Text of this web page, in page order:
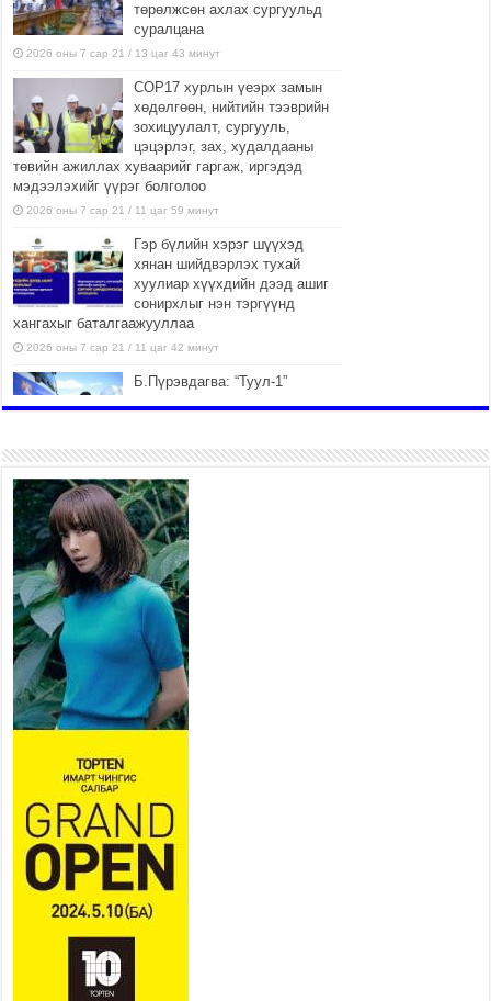
төрөлжсөн ахлах сургуульд
суралцана
2026 оны 7 сар 21 / 13 цаг 43 минут
COP17 хурлын үеэрх замын
хөдөлгөөн, нийтийн тээврийн
зохицуулалт, сургууль,
цэцэрлэг, зах, худалдааны
төвийн ажиллах хуваарийг гаргаж, иргэдэд
мэдээлэхийг үүрэг болголоо
2026 оны 7 сар 21 / 11 цаг 59 минут
Гэр бүлийн хэрэг шүүхэд
хянан шийдвэрлэх тухай
хуулиар хүүхдийн дээд ашиг
сонирхлыг нэн тэргүүнд
хангахыг баталгаажууллаа
2026 оны 7 сар 21 / 11 цаг 42 минут
Б.Пүрэвдагва: “Туул-1”
2026 оны 7 сар 21 / 10 цаг 15 минут
НИЙСЛЭЛ, АЙМГИЙН
УДИРДЛАГУУДЫН АЖЛЫГ
ХҮНД СУРТЛЫГ БУУРУУЛЖ,
ИРГЭД, АЖ АХУЙН НЭГЖИЙН
АЧААГ ХЭРХЭН ХӨНГӨЛСНӨӨР ДҮГНЭНЭ
2026 оны 7 сар 21 / 10 цаг 09 минут
Байнгын хорооны дарга
М.Мандхай Цөлжилттэй
тэмцэх тухай НҮБ-ын
конвенцын талуудын 17 дугаар
бага хурал (СОР17)-ын бэлтгэл ажлын явцтай
танилцлаа
2026 оны 7 сар 21 / 10 цаг 03 минут
Б.Пүрэвдагва: Бүтээн байгуулалтын аливаа
ажил инженерийн хангамжийн байгууллагуудын
уялдаа холбоогүйгээс саатах ёсгүй
2026 оны 7 сар 20 / 17 цаг 21 минут
“Сэлбэ 20 минутын хот” төслийн анхны 12
давхар барилгын үндсэн карказ, цутгалтын ажил
2026 оны 7 сар 20 / 17 цаг 17 минут
Мопед, скүүтер, тэдгээртэй адилтгах үзүүлэлт